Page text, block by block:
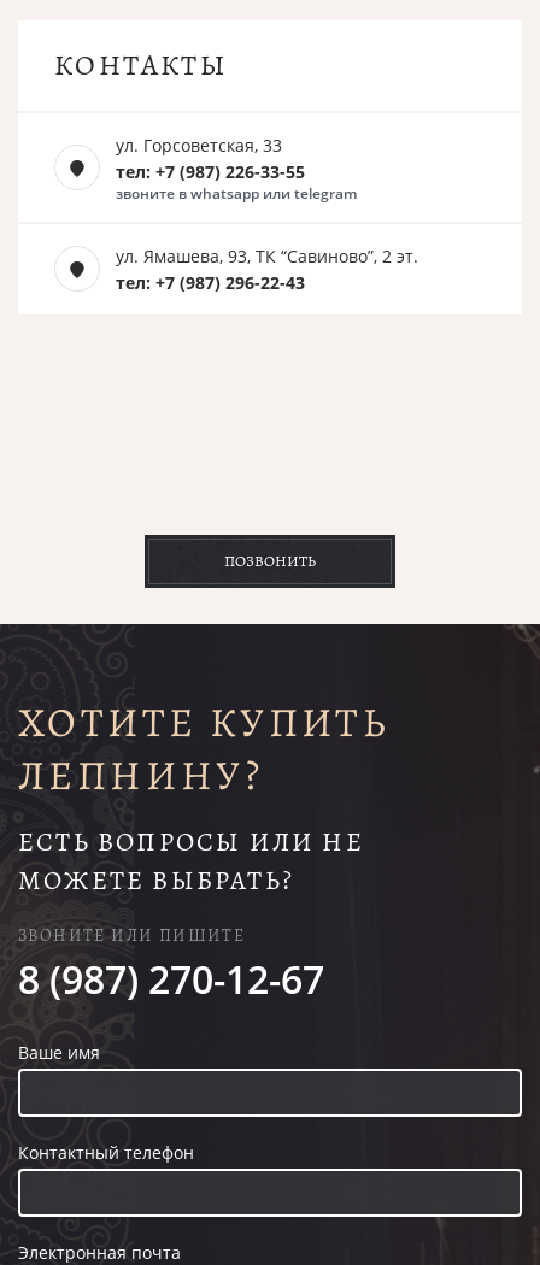
КОНТАКТЫ
ул. Горсоветская, 33
тел: +7 (987) 226-33-55
звоните в whatsapp или telegram
ул. Ямашева, 93, ТК “Савиново”, 2 эт.
тел: +7 (987) 296-22-43
ПОЗВОНИТЬ
ХОТИТЕ КУПИТЬ
ЛЕПНИНУ?
ЕСТЬ ВОПРОСЫ ИЛИ НЕ
МОЖЕТЕ ВЫБРАТЬ?
ЗВОНИТЕ ИЛИ ПИШИТЕ
8 (987) 270-12-67
Ваше имя
Контактный телефон
Электронная почта